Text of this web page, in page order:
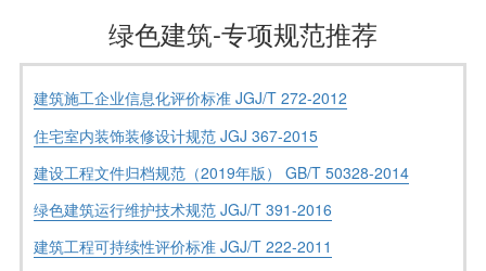
绿色建筑-专项规范推荐
建筑施工企业信息化评价标准 JGJ/T 272-2012
住宅室内装饰装修设计规范 JGJ 367-2015
建设工程文件归档规范（2019年版） GB/T 50328-2014
绿色建筑运行维护技术规范 JGJ/T 391-2016
建筑工程可持续性评价标准 JGJ/T 222-2011